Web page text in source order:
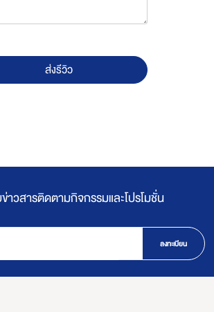
ส่งรีวิว
าวสารติดตามกิจกรรมและโปรโมชั่น
ลงทะเบียน